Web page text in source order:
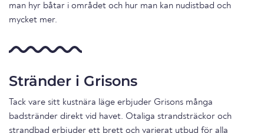
man hyr båtar i området och hur man kan nudistbad och
mycket mer.
Stränder i Grisons
Tack vare sitt kustnära läge erbjuder Grisons många
badstränder direkt vid havet. Otaliga strandsträckor och
strandbad erbjuder ett brett och varierat utbud för alla